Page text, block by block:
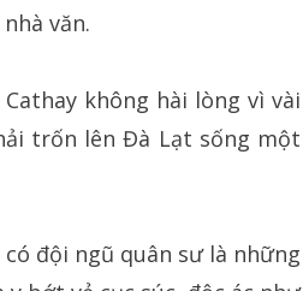
văn.
không hài lòng vì vài
trốn lên Đà Lạt sống một
đội ngũ quân sư là những